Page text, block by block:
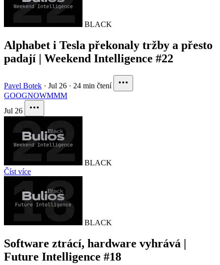
BLACK
Alphabet i Tesla překonaly tržby a přesto
padají | Weekend Intelligence #22
Pavel Botek · Jul 26 · 24 min čtení
GOOGNOWMMM
Jul 26
BLACK
Číst více
BLACK
Software ztrácí, hardware vyhrává |
Future Intelligence #18